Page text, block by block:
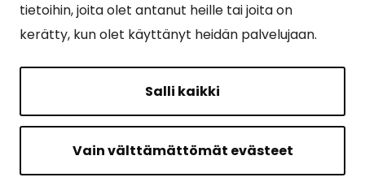
tietoihin, joita olet antanut heille tai joita on
kerätty, kun olet käyttänyt heidän palvelujaan.
Salli kaikki
Vain välttämättömät evästeet
Sähköinen asiointi
Yhteydenotto
Tilavaraus
Ruokalistat